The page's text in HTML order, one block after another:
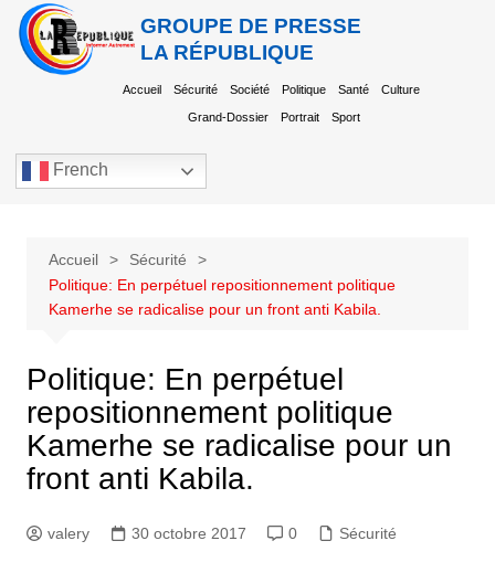
GROUPE DE PRESSE
LA RÉPUBLIQUE
Accueil Sécurité Société Politique Santé Culture
Grand-Dossier Portrait Sport
French
Accueil
Sécurité
Politique: En perpétuel repositionnement politique
Kamerhe se radicalise pour un front anti Kabila.
Politique: En perpétuel
repositionnement politique
Kamerhe se radicalise pour un
front anti Kabila.
valery 30 octobre 2017 0 Sécurité